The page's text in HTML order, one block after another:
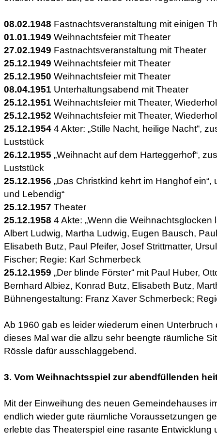
08.02.1948 Fastnachtsveranstaltung mit einigen
01.01.1949 Weihnachtsfeier mit Theater
27.02.1949 Fastnachtsveranstaltung mit Theater
25.12.1949 Weihnachtsfeier mit Theater
25.12.1950 Weihnachtsfeier mit Theater
08.04.1951 Unterhaltungsabend mit Theater
25.12.1951 Weihnachtsfeier mit Theater,
25.12.1952 Weihnachtsfeier mit Theater,
25.12.1954 4 Akter: „Stille Nacht, heilige Nacht“,
Luststück
26.12.1955 „Weihnacht auf dem Harteggerhof“,
Luststück
25.12.1956 „Das Christkind kehrt im Hanghof ein“,
und Lebendig“
25.12.1957 Theater
25.12.1958 4 Akte: „Wenn die Weihnachtsglocken
Albert Ludwig, Martha Ludwig, Eugen Bausch,
Elisabeth Butz, Paul Pfeifer, Josef Strittmatter,
Fischer; Regie: Karl Schmerbeck
25.12.1959 „Der blinde Förster“ mit Paul Huber,
Bernhard Albiez, Konrad Butz, Elisabeth Butz,
Bühnengestaltung: Franz Xaver Schmerbeck;
Ab 1960 gab es leider wiederum einen
dieses Mal war die allzu sehr beengte räumliche
Rössle dafür ausschlaggebend.
3. Vom Weihnachtsspiel zur abendfüllenden
Mit der Einweihung des neuen Gemeindehauses
endlich wieder gute räumliche Voraussetzungen
erlebte das Theaterspiel eine rasante Entwicklung